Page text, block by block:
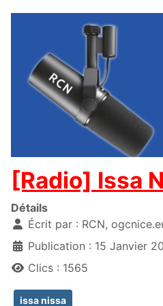
[Radio] Issa
Détails
Écrit par : RCN,
Publication : 15 Janvier
Clics : 1565
issa nissa